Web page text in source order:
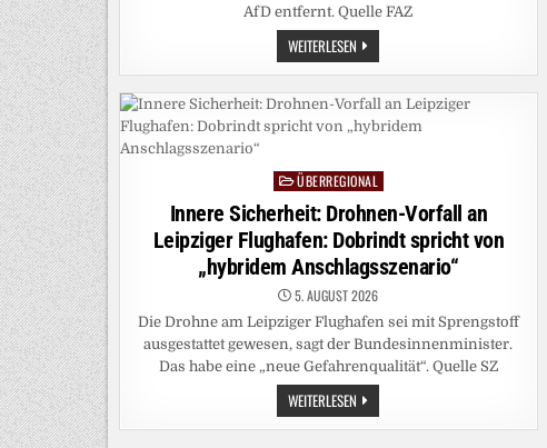
AfD entfernt. Quelle FAZ
WEITERLESEN URTEIL
GEGEN
TERRORGRUPPE:
WO
DIE
MOTIVE
DER
HERKOMMEN
Posted
in
ÜBERREGIONAL
Innere Sicherheit: Drohnen-Vorfall an
Leipziger Flughafen: Dobrindt spricht von
„hybridem Anschlagsszenario“
5. AUGUST 2026
Die Drohne am Leipziger Flughafen sei mit Sprengstoff
ausgestattet gewesen, sagt der Bundesinnenminister.
Das habe eine „neue Gefahrenqualität“. Quelle SZ
WEITERLESEN INNERE
SICHERHEIT:
DROHNEN-